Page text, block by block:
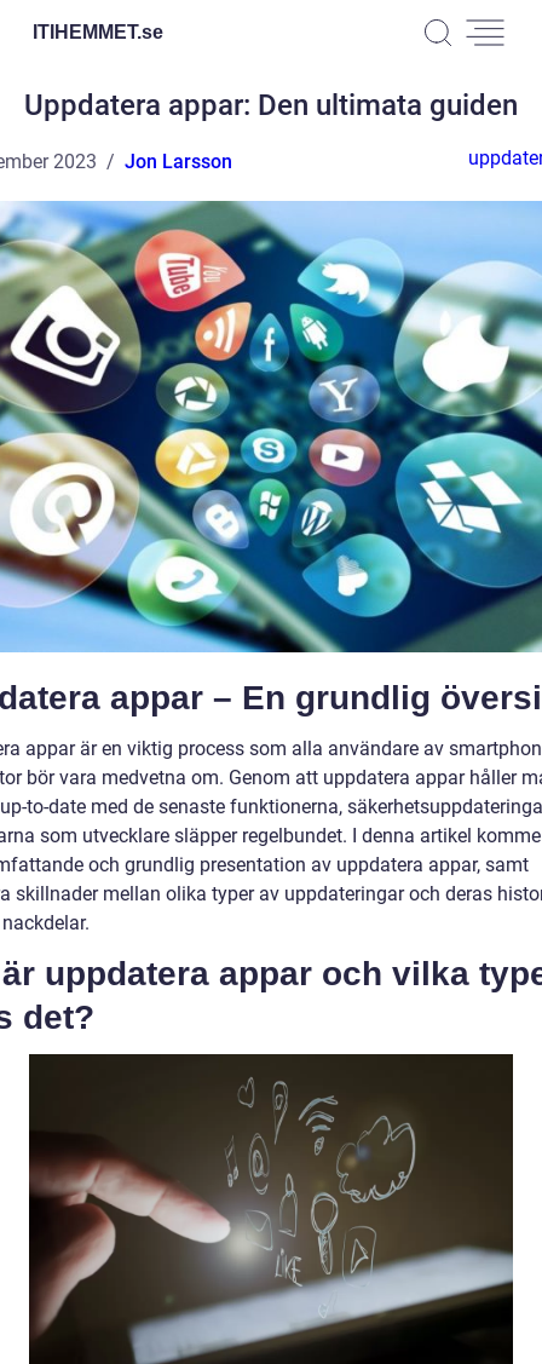
ITIHEMMET.se
Uppdatera appar: Den ultimata guiden
2023 Jon Larsson
appar – En grundlig
appar är en viktig process som alla användare av
bör vara medvetna om. Genom att uppdatera appar håller
to-date med de senaste funktionerna,
som utvecklare släpper regelbundet. I denna artikel
och grundlig presentation av uppdatera appar, samt
skillnader mellan olika typer av uppdateringar och deras
uppdatera appar och vilka
det?